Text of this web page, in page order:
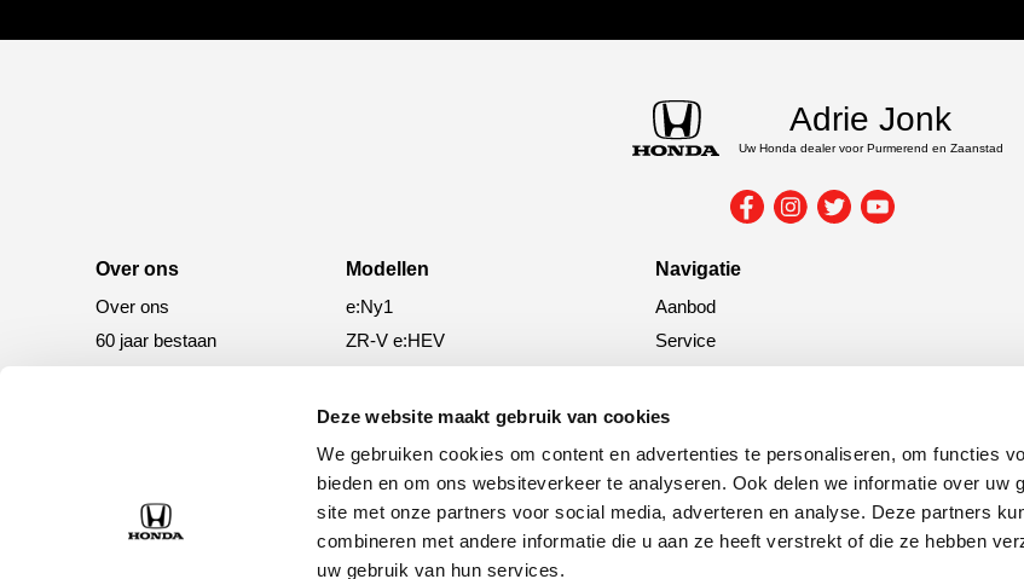
Deze website maakt gebruik van cookies
We gebruiken cookies om content en advertenties te personaliseren, om functies
bieden en om ons websiteverkeer te analyseren. Ook delen we informatie over uw
site met onze partners voor social media, adverteren en analyse. Deze partners
combineren met andere informatie die u aan ze heeft verstrekt of die ze hebben
uw gebruik van hun services.
Adrie Jonk
Uw Honda dealer voor Purmerend en Zaanstad
Over ons
Over ons
60 jaar bestaan
Modellen
e:Ny1
ZR-V e:HEV
e:PHEV
Civic e:HEV
Jazz e:HEV
Civic Type R
Navigatie
Aanbod
Service